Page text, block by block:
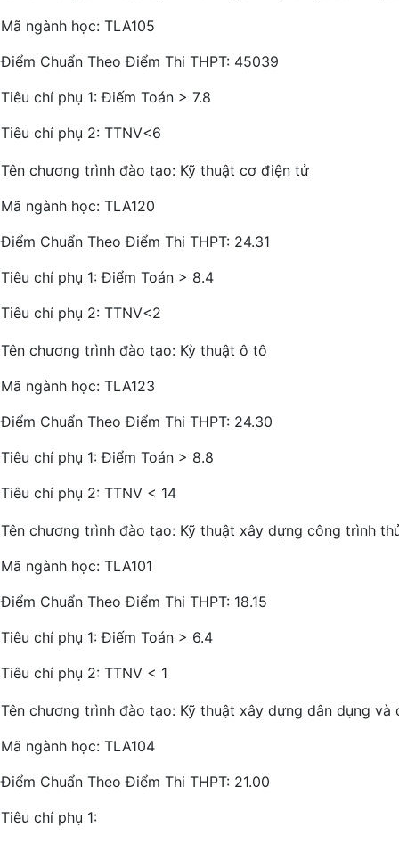
Mã ngành học: TLA105
Điểm Chuẩn Theo Điểm Thi THPT: 45039
Tiêu chí phụ 1: Điếm Toán > 7.8
Tiêu chí phụ 2: TTNV<6
Tên chương trình đào tạo: Kỹ thuật cơ điện tử
Mã ngành học: TLA120
Điểm Chuẩn Theo Điểm Thi THPT: 24.31
Tiêu chí phụ 1: Điểm Toán > 8.4
Tiêu chí phụ 2: TTNV<2
Tên chương trình đào tạo: Kỳ thuật ô tô
Mã ngành học: TLA123
Điểm Chuẩn Theo Điểm Thi THPT: 24.30
Tiêu chí phụ 1: Điểm Toán > 8.8
Tiêu chí phụ 2: TTNV < 14
Tên chương trình đào tạo: Kỹ thuật xây dựng công trình
Mã ngành học: TLA101
Điểm Chuẩn Theo Điểm Thi THPT: 18.15
Tiêu chí phụ 1: Điếm Toán > 6.4
Tiêu chí phụ 2: TTNV < 1
Tên chương trình đào tạo: Kỹ thuật xây dựng dân dụng
Mã ngành học: TLA104
Điểm Chuẩn Theo Điểm Thi THPT: 21.00
Tiêu chí phụ 1: